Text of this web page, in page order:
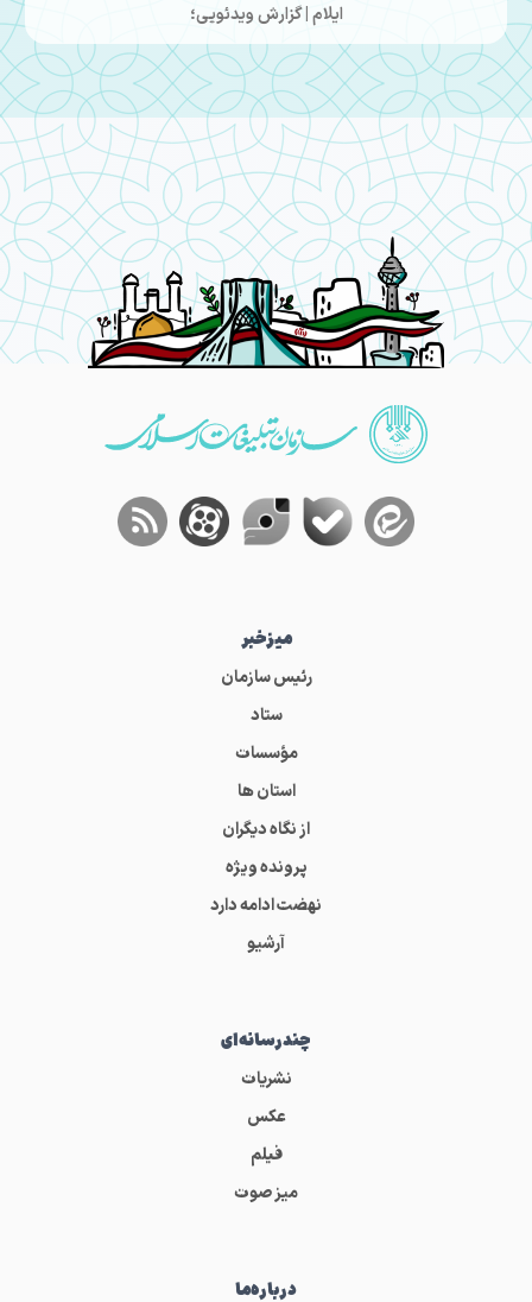
ایلام | گزارش ویدئویی؛
میز‌خبر
رئیس سازمان
ستاد
مؤسسات
استان ها
از نگاه دیگران
پرونده ویژه
نهضت ادامه دارد
آرشیو
چندرسانه‌ای
نشریات
عکس
فیلم
میز صوت
درباره‌ما